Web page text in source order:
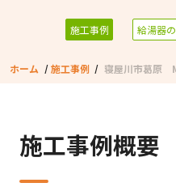
施工事例 給湯器
ホーム /施工事例 / 寝屋川市葛原
施工事例概要